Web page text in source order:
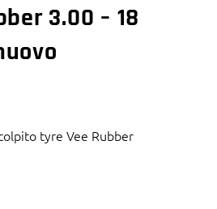
3.00 – 18
tyre Vee Rubber